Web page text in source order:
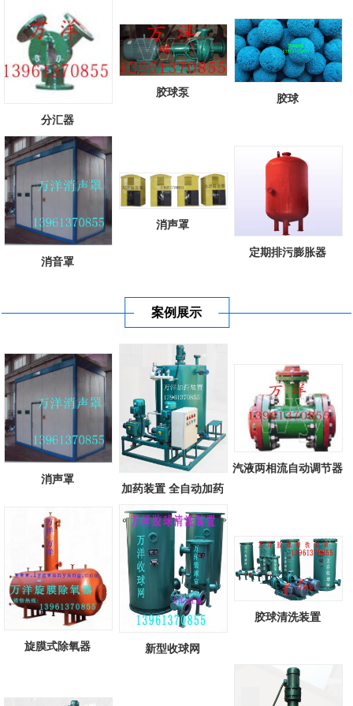
分汇器
胶球泵 胶球
消音罩
消声罩
定期排污膨胀器
案例展示
消声罩
加药装置 全自动加药
装置
汽液两相流自动调节器
旋膜式除氧器 新型收球网
胶球清洗装置